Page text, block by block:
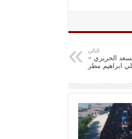
التالي
الحريري –
ابراهيم مطر